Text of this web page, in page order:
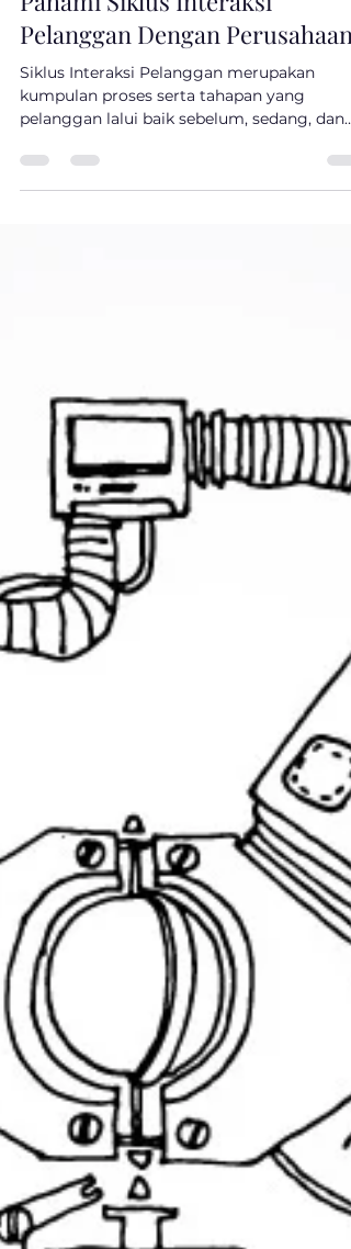
Farhan Moeli
Feb 28, 2023
3 min read
Pahami Siklus Interaksi
Pelanggan Dengan Perusahaan
Siklus Interaksi Pelanggan merupakan
kumpulan proses serta tahapan yang